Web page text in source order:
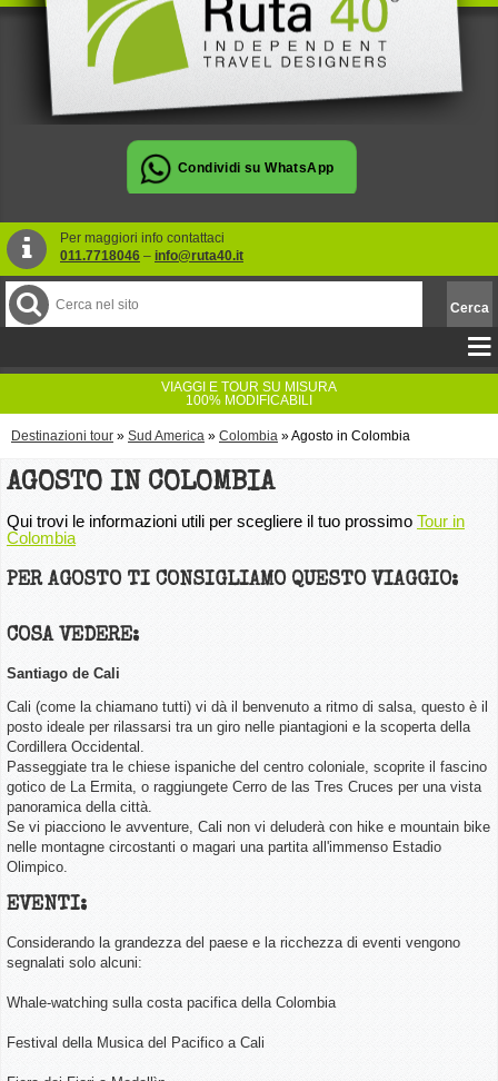
Per maggiori info contattaci
011.7718046 – info@ruta40.it
VIAGGI E TOUR SU MISURA
100% MODIFICABILI
Destinazioni tour » Sud America » Colombia »Agosto in Colombia
AGOSTO IN COLOMBIA
Qui trovi le informazioni utili per scegliere il tuo prossimo Tour in
Colombia
PER AGOSTO TI CONSIGLIAMO QUESTO VIAGGIO:
COSA VEDERE:
Santiago de Cali
Cali (come la chiamano tutti) vi dà il benvenuto a ritmo di salsa, questo è il
posto ideale per rilassarsi tra un giro nelle piantagioni e la scoperta della
Cordillera Occidental.
Passeggiate tra le chiese ispaniche del centro coloniale, scoprite il fascino
gotico de La Ermita, o raggiungete Cerro de las Tres Cruces per una vista
panoramica della città.
Se vi piacciono le avventure, Cali non vi deluderà con hike e mountain bike
nelle montagne circostanti o magari una partita all'immenso Estadio
Olimpico.
EVENTI:
Considerando la grandezza del paese e la ricchezza di eventi vengono
segnalati solo alcuni:
Whale-watching sulla costa pacifica della Colombia
Festival della Musica del Pacifico a Cali